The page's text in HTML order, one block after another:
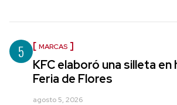
5 MARCAS
KFC elaboró una silleta en
Feria de Flores
agosto 5, 2026